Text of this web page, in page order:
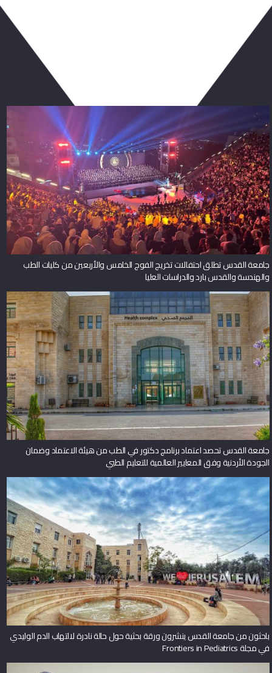
جامعة القدس تطلق احتفالات تخريج الفوج الخامس والأربعين من كليات الطب
والهندسة والقدس بارد والدراسات العليا
جامعة القدس تحصد اعتماد برنامج دكتور في الطب من هيئة الاعتماد وضمان
الجودة الأردنية وفق المعايير العالمية للتعليم الطبي
باحثون من جامعة القدس ينشرون ورقة بحثية حول حالة نادرة لالتهاب الدم الوليدي
في مجلة Frontiers in Pediatrics